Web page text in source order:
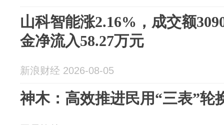
山科智能涨2.16%，成交额
金净流入58.27万元
新浪财经 2026-08-05
神木：高效推进民用“三表”轮